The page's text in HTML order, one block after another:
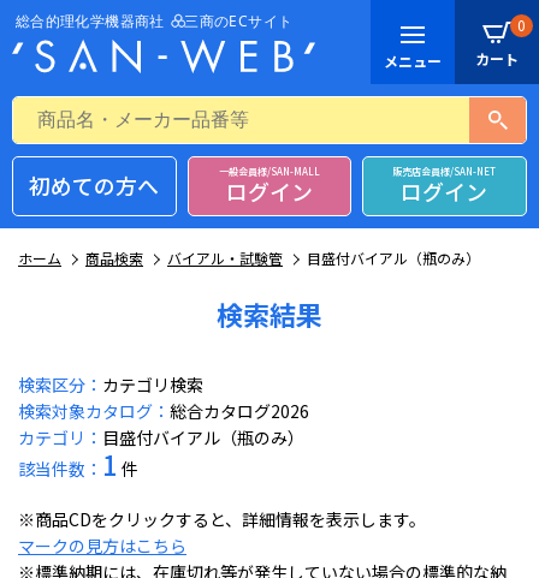
0
初めての方へ 一般会員様/SAN-MALL
ログイン
販売店会員様/SAN-NET
ログイン
ホーム 商品検索 バイアル・試験管 目盛付バイアル（瓶のみ）
検索結果
検索区分： カテゴリ検索
検索対象カタログ： 総合カタログ2026
カテゴリ： 目盛付バイアル（瓶のみ）
該当件数： 1 件
※商品CDをクリックすると、詳細情報を表示します。
マークの見方はこちら
※標準納期には、在庫切れ等が発生していない場合の標準的な納